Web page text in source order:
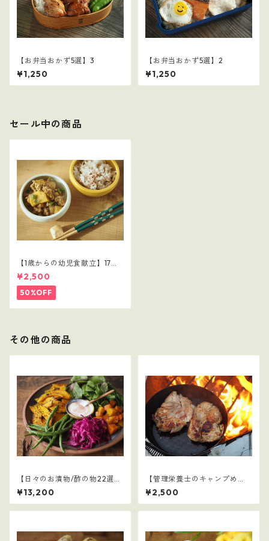
【お弁当おかず5選】3
¥1,250
【お弁当おかず5選】2
¥1,250
セール中の商品
【1歳からの幼児食献立】17レ
シピつき
¥2,500
50%OFF
その他の商品
【日々のお漬物/酢の物22選】
1～5セット（110レシピ）
¥13,200
【管理栄養士のキャンプめ
し】1
¥2,500